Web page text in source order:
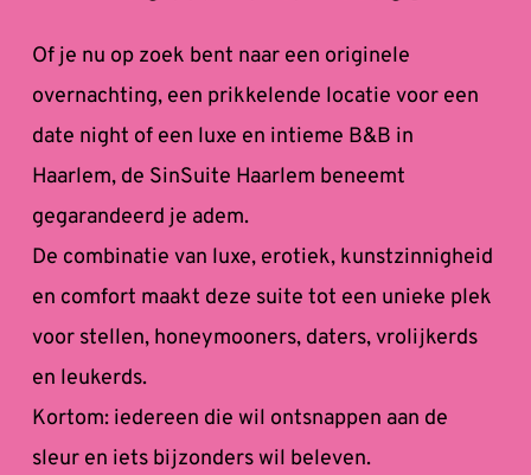
Of je nu op zoek bent naar een originele
overnachting, een prikkelende locatie voor een
date night of een luxe en intieme B&B in
Haarlem, de SinSuite Haarlem beneemt
gegarandeerd je adem.
De combinatie van luxe, erotiek, kunstzinnigheid
en comfort maakt deze suite tot een unieke plek
voor stellen, honeymooners, daters, vrolijkerds
en leukerds.
﻿Kortom: iedereen die wil ontsnappen aan de
sleur en iets bijzonders wil beleven.